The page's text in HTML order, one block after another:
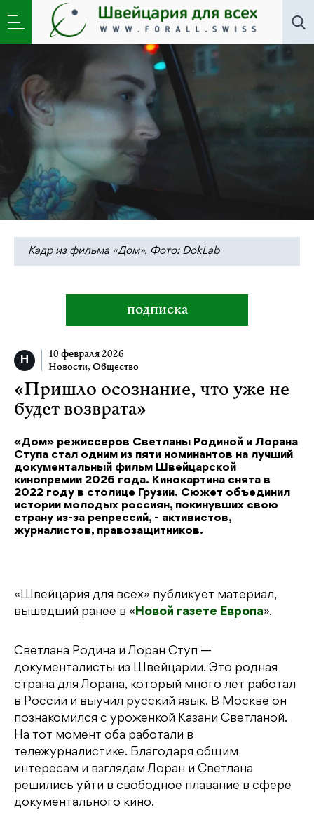
Новости, Общество»«Пришло осознание, что уже
не будет возврата»
Кадр из фильма «Дом». Фото: DokLab
подписка
10 февраля 2026
Новости, Общество
«Пришло осознание, что уже не
будет возврата»
«Дом» режиссеров Светланы Родиной и Лорана
Ступа стал одним из пяти номинантов на лучший
документальный фильм Швейцарской
кинопремии 2026 года. Кинокартина снята в
2022 году в столице Грузии. Сюжет объединил
истории молодых россиян, покинувших свою
страну из-за репрессий, - активистов,
журналистов, правозащитников.
«Швейцария для всех» публикует материал,
вышедший ранее в «Новой газете Европа».
Светлана Родина и Лоран Ступ —
документалисты из Швейцарии. Это родная
страна для Лорана, который много лет работал
в России и выучил русский язык. В Москве он
познакомился с уроженкой Казани Светланой.
На тот момент оба работали в
тележурналистике. Благодаря общим
интересам и взглядам Лоран и Светлана
решились уйти в свободное плавание в сфере
документального кино.